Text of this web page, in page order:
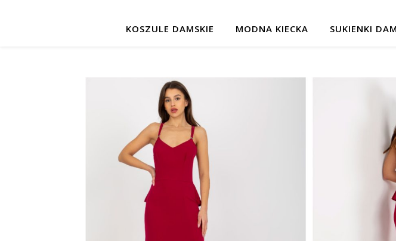
KOSZULE DAMSKIE MODNA KIECKA SUKIENKI